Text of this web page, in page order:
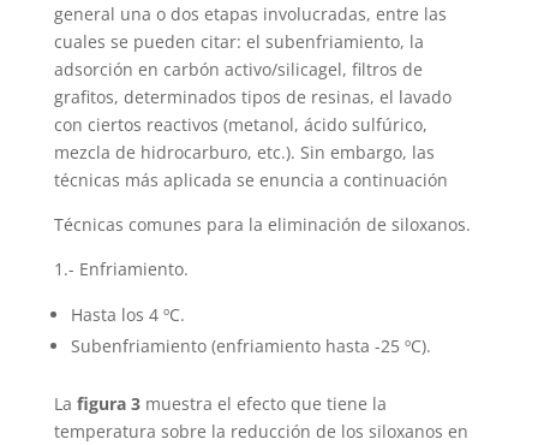
general una o dos etapas involucradas, entre las
cuales se pueden citar: el subenfriamiento, la
adsorción en carbón activo/silicagel, filtros de
grafitos, determinados tipos de resinas, el lavado
con ciertos reactivos (metanol, ácido sulfúrico,
mezcla de hidrocarburo, etc.). Sin embargo, las
técnicas más aplicada se enuncia a continuación
Técnicas comunes para la eliminación de siloxanos.
1.- Enfriamiento.
Hasta los 4 ºC.
Subenfriamiento (enfriamiento hasta -25 ºC).
La figura 3 muestra el efecto que tiene la
temperatura sobre la reducción de los siloxanos en